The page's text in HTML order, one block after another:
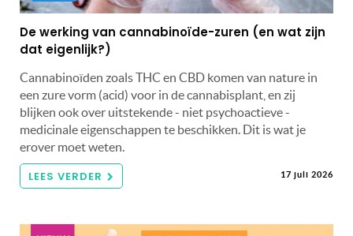
De werking van cannabinoïde-zuren (en wat zijn
dat eigenlijk?)
Cannabinoïden zoals THC en CBD komen van nature in
een zure vorm (acid) voor in de cannabisplant, en zij
blijken ook over uitstekende - niet psychoactieve -
medicinale eigenschappen te beschikken. Dit is wat je
erover moet weten.
LEES VERDER 17 juli 2026